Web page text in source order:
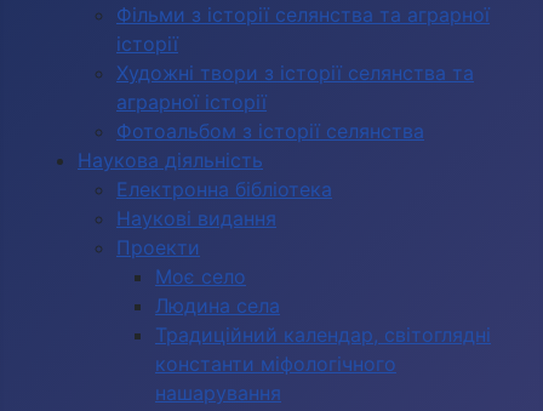
Фільми з історії селянства та аграрної
історії
Художні твори з історії селянства та
аграрної історії
Фотоальбом з історії селянства
Наукова діяльність
Електронна бібліотека
Наукові видання
Проекти
Моє село
Людина села
Традиційний календар, світоглядні
константи міфологічного
нашарування